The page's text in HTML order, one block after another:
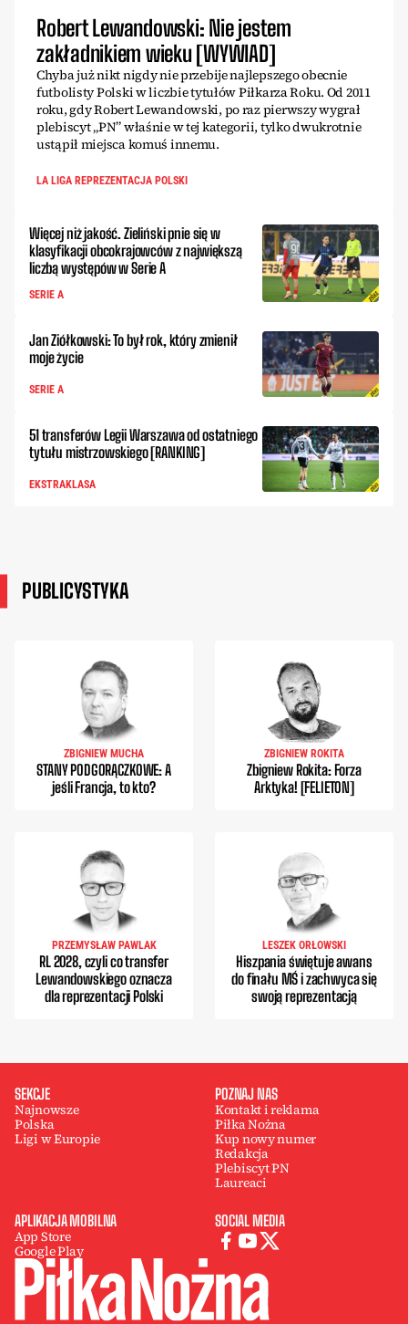
Robert Lewandowski: Nie jestem
zakładnikiem wieku [WYWIAD]
Chyba już nikt nigdy nie przebije najlepszego obecnie
futbolisty Polski w liczbie tytułów Piłkarza Roku. Od 2011
roku, gdy Robert Lewandowski, po raz pierwszy wygrał
plebiscyt „PN” właśnie w tej kategorii, tylko dwukrotnie
ustąpił miejsca komuś innemu.
LA LIGA REPREZENTACJA POLSKI
Więcej niż jakość. Zieliński pnie się w
klasyfikacji obcokrajowców z największą
liczbą występów w Serie A
SERIE A
Jan Ziółkowski: To był rok, który zmienił
moje życie
SERIE A
51 transferów Legii Warszawa od ostatniego
tytułu mistrzowskiego [RANKING]
EKSTRAKLASA
PUBLICYSTYKA
ZBIGNIEW MUCHA
STANY PODGORĄCZKOWE: A
jeśli Francja, to kto?
ZBIGNIEW ROKITA
Zbigniew Rokita: Forza
Arktyka! [FELIETON]
PRZEMYSŁAW PAWLAK
RL 2028, czyli co transfer
Lewandowskiego oznacza
dla reprezentacji Polski
LESZEK ORŁOWSKI
Hiszpania świętuje awans
do finału MŚ i zachwyca się
swoją reprezentacją
SEKCJE
Najnowsze
Polska
Ligi w Europie
POZNAJ NAS
Kontakt i reklama
Piłka Nożna
Kup nowy numer
Redakcja
Plebiscyt PN
Laureaci
APLIKACJA MOBILNA
App Store
Google Play
SOCIAL MEDIA